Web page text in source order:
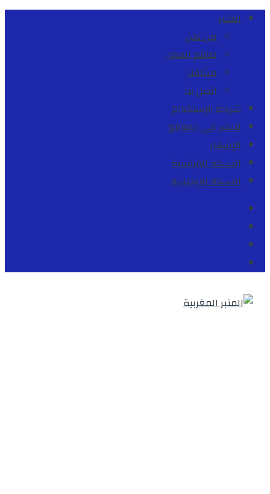
المنبر
من نحن
طاقم العمل
ميثاقنا
اتصل بنا
شروط الإستخدام
للنشر في الموقع
للإشهار
النسخة الفرنسية
النسخة الإنجليزية